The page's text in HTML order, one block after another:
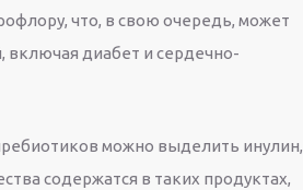
что, в свою очередь, может
включая диабет и сердечно-
можно выделить инулин,
содержатся в таких продуктах,